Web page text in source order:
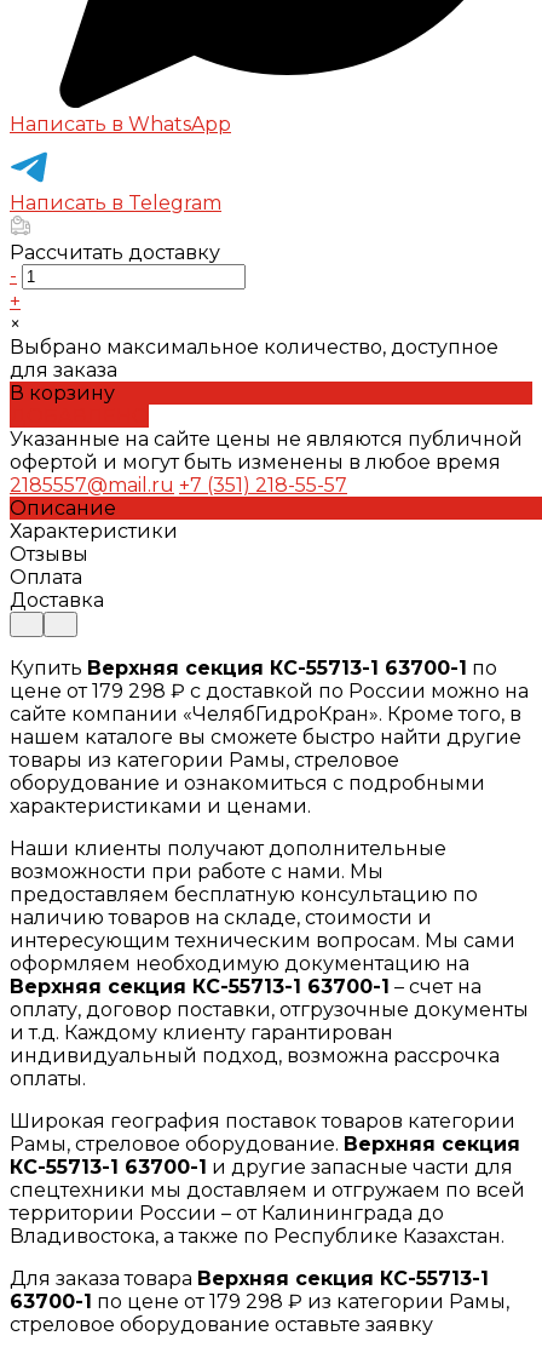
Написать в WhatsApp
Написать в Telegram
Рассчитать доставку
-
+
×
Выбрано максимальное количество, доступное
для заказа
В корзину
Указанные на сайте цены не являются публичной
офертой и могут быть изменены в любое время
2185557@mail.ru +7 (351) 218-55-57
Описание
Характеристики
Отзывы
Оплата
Доставка
Купить Верхняя секция КС-55713-1 63700-1 по
цене от 179 298 ₽ с доставкой по России можно на
сайте компании «ЧелябГидроКран». Кроме того, в
нашем каталоге вы сможете быстро найти другие
товары из категории Рамы, стреловое
оборудование и ознакомиться с подробными
характеристиками и ценами.
Наши клиенты получают дополнительные
возможности при работе с нами. Мы
предоставляем бесплатную консультацию по
наличию товаров на складе, стоимости и
интересующим техническим вопросам. Мы сами
оформляем необходимую документацию на
Верхняя секция КС-55713-1 63700-1 – счет на
оплату, договор поставки, отгрузочные документы
и т.д. Каждому клиенту гарантирован
индивидуальный подход, возможна рассрочка
оплаты.
Широкая география поставок товаров категории
Рамы, стреловое оборудование. Верхняя секция
КС-55713-1 63700-1 и другие запасные части для
спецтехники мы доставляем и отгружаем по всей
территории России – от Калининграда до
Владивостока, а также по Республике Казахстан.
Для заказа товара Верхняя секция КС-55713-1
63700-1 по цене от 179 298 ₽ из категории Рамы,
стреловое оборудование оставьте заявку